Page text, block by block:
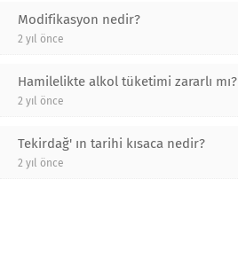
Modifikasyon nedir?
2 yıl önce
Hamilelikte alkol tüketimi zararlı mı?
2 yıl önce
Tekirdağ' ın tarihi kısaca nedir?
2 yıl önce